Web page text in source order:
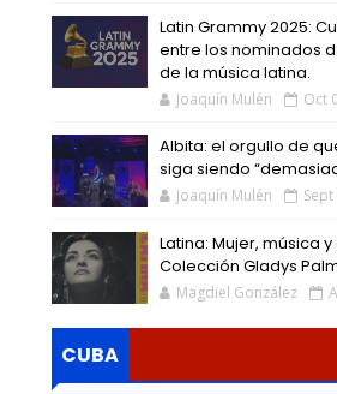
Latin Grammy 2025:
entre los nominados
de la música latina.
Joaquín Mulén Oct
Albita: el orgullo de
siga siendo
Joaquín Mulén
Latina: Mujer, música
Colección Gladys
Magdiel González
CUBA